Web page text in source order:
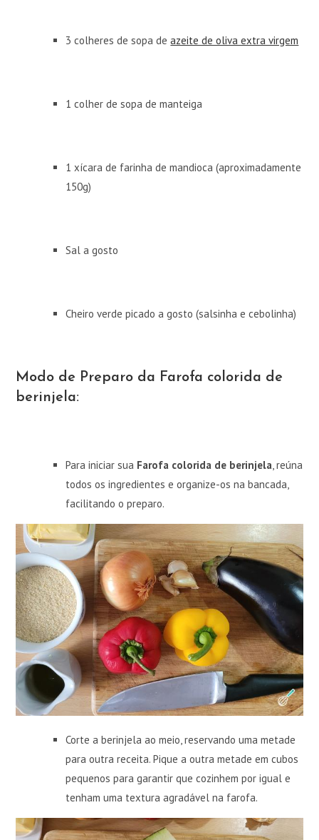
3 colheres de sopa deazeite de oliva extra virgem
1 colher de sopa de manteiga
1 xícara de farinha de mandioca (aproximadamente
150g)
Sal a gosto
Cheiro verde picado a gosto (salsinha e cebolinha)
Modo de Preparo da Farofa colorida de
berinjela:
Para iniciar sua Farofa colorida de berinjela, reúna
todos os ingredientes e organize-os na bancada,
facilitando o preparo.
Corte a berinjela ao meio, reservando uma metade
para outra receita. Pique a outra metade em cubos
pequenos para garantir que cozinhem por igual e
tenham uma textura agradável na farofa.